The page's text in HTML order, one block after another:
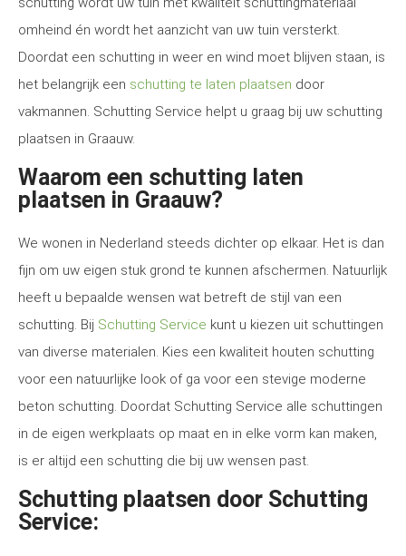
omheind én wordt het aanzicht van uw tuin versterkt.
Doordat een schutting in weer en wind moet blijven staan, is
het belangrijk een schutting te laten plaatsen door
vakmannen. Schutting Service helpt u graag bij uw schutting
plaatsen in Graauw.
Waarom een schutting laten
plaatsen in Graauw?
We wonen in Nederland steeds dichter op elkaar. Het is dan
fijn om uw eigen stuk grond te kunnen afschermen. Natuurlijk
heeft u bepaalde wensen wat betreft de stijl van een
schutting. Bij Schutting Service kunt u kiezen uit schuttingen
van diverse materialen. Kies een kwaliteit houten schutting
voor een natuurlijke look of ga voor een stevige moderne
beton schutting. Doordat Schutting Service alle schuttingen
in de eigen werkplaats op maat en in elke vorm kan maken,
is er altijd een schutting die bij uw wensen past.
Schutting plaatsen door Schutting
Service: